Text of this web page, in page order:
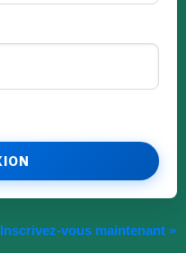
Inscrivez-vous maintenant »